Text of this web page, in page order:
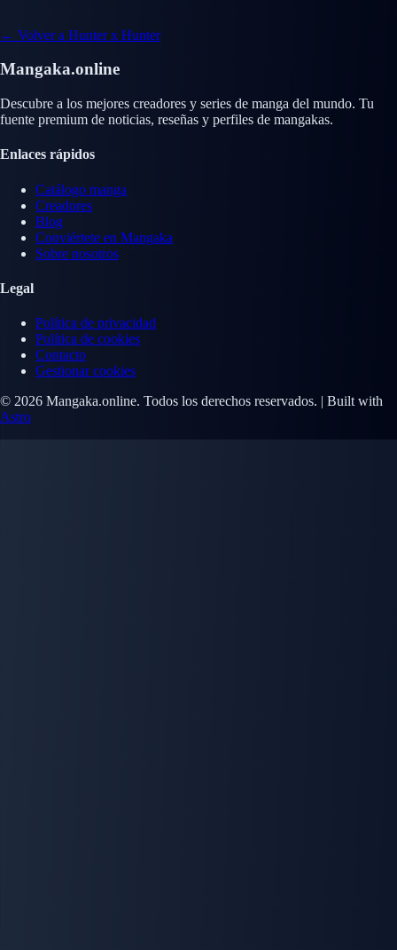
← Volver a Hunter x Hunter
Mangaka.online
Descubre a los mejores creadores y series de manga del mundo. Tu
fuente premium de noticias, reseñas y perfiles de mangakas.
Enlaces rápidos
Catálogo manga
Creadores
Blog
Conviértete en Mangaka
Sobre nosotros
Legal
Política de privacidad
Política de cookies
Contacto
Gestionar cookies
© 2026 Mangaka.online. Todos los derechos reservados. | Built with
Astro